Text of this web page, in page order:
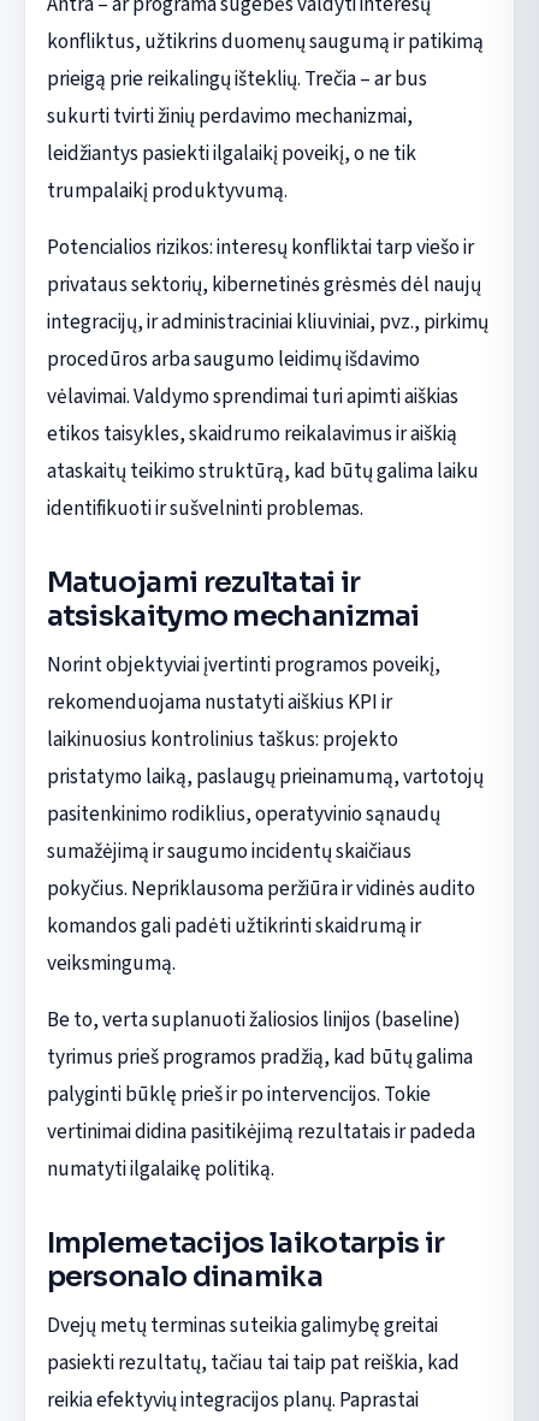
konfliktus, užtikrins duomenų saugumą ir patikimą
prieigą prie reikalingų išteklių. Trečia – ar bus
sukurti tvirti žinių perdavimo mechanizmai,
leidžiantys pasiekti ilgalaikį poveikį, o ne tik
trumpalaikį produktyvumą.
Potencialios rizikos: interesų konfliktai tarp viešo ir
privataus sektorių, kibernetinės grėsmės dėl naujų
integracijų, ir administraciniai kliuviniai, pvz., pirkimų
procedūros arba saugumo leidimų išdavimo
vėlavimai. Valdymo sprendimai turi apimti aiškias
etikos taisykles, skaidrumo reikalavimus ir aiškią
ataskaitų teikimo struktūrą, kad būtų galima laiku
identifikuoti ir sušvelninti problemas.
Matuojami rezultatai ir
atsiskaitymo mechanizmai
Norint objektyviai įvertinti programos poveikį,
rekomenduojama nustatyti aiškius KPI ir
laikinuosius kontrolinius taškus: projekto
pristatymo laiką, paslaugų prieinamumą, vartotojų
pasitenkinimo rodiklius, operatyvinio sąnaudų
sumažėjimą ir saugumo incidentų skaičiaus
pokyčius. Nepriklausoma peržiūra ir vidinės audito
komandos gali padėti užtikrinti skaidrumą ir
veiksmingumą.
Be to, verta suplanuoti žaliosios linijos (baseline)
tyrimus prieš programos pradžią, kad būtų galima
palyginti būklę prieš ir po intervencijos. Tokie
vertinimai didina pasitikėjimą rezultatais ir padeda
numatyti ilgalaikę politiką.
Implemetacijos laikotarpis ir
personalo dinamika
Dvejų metų terminas suteikia galimybę greitai
pasiekti rezultatų, tačiau tai taip pat reiškia, kad
reikia efektyvių integracijos planų. Paprastai